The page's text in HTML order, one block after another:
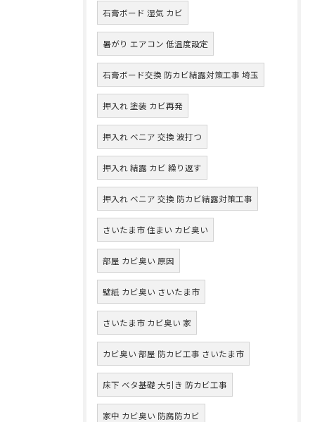
石膏ボード 湿気 カビ
暑がり エアコン 低温度設定
石膏ボード交換 防カビ結露対策工事 埼玉
押入れ 塗装 カビ再発
押入れ ベニア 交換 波打つ
押入れ 結露 カビ 繰り返す
押入れ ベニア 交換 防カビ結露対策工事
さいたま市 住まい カビ臭い
部屋 カビ臭い 原因
壁紙 カビ臭い さいたま市
さいたま市 カビ臭い 家
カビ臭い 部屋 防カビ工事 さいたま市
床下 ベタ基礎 大引き 防カビ工事
家中 カビ臭い 防腐防カビ